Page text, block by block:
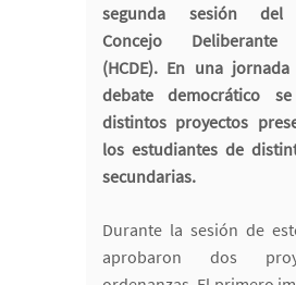
segunda sesión del
Concejo Deliberante
(HCDE). En una
debate democrático
distintos proyectos
los estudiantes de
secundarias.
Durante la sesión de
aprobaron dos